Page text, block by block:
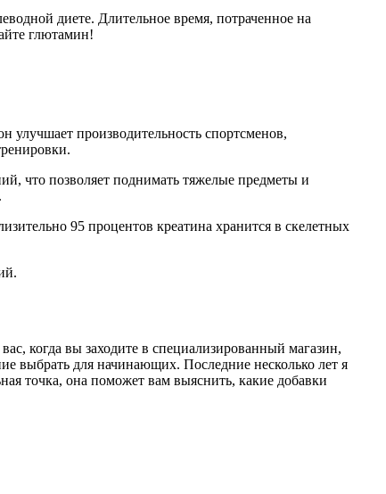
диете. Длительное время, потраченное на
глютамин!
улучшает производительность спортсменов,
что позволяет поднимать тяжелые предметы и
95 процентов креатина хранится в скелетных
когда вы заходите в специализированный магазин,
выбрать для начинающих. Последние несколько лет я
точка, она поможет вам выяснить, какие добавки